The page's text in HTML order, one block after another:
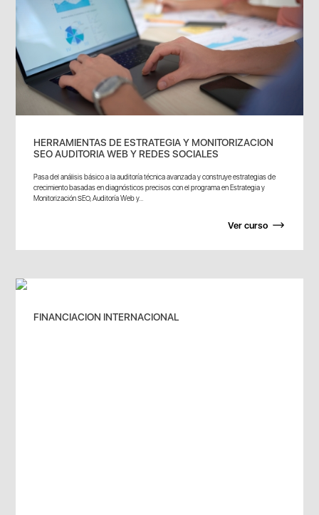
HERRAMIENTAS DE ESTRATEGIA Y MONITORIZACION
SEO AUDITORIA WEB Y REDES SOCIALES
Pasa del análisis básico a la auditoría técnica avanzada y construye estrategias de
crecimiento basadas en diagnósticos precisos con el programa en Estrategia y
Monitorización SEO, Auditoría Web y...
Ver curso
FINANCIACION INTERNACIONAL